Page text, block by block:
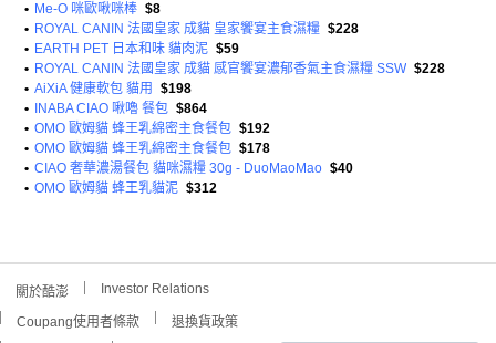
• Me-O 咪歐啾咪棒 $8
• ROYAL CANIN 法國皇家 成貓 皇家饗宴主食濕糧 $228
• EARTH PET 日本和味 貓肉泥 $59
• ROYAL CANIN 法國皇家 成貓 感官饗宴濃郁香氣主食濕糧 SSW $228
• AiXiA 健康軟包 貓用
$198
•
INABA CIAO 啾嚕 餐包 $864
• OMO 歐姆貓 蜂王乳綿密主食餐包 $192
• OMO 歐姆貓 蜂王乳綿密主食餐包 $178
• CIAO 奢華濃湯餐包 貓咪濕糧 30g - DuoMaoMao $40
• OMO 歐姆貓 蜂王乳貓泥 $312
關於酷澎 Investor Relations
Coupang使用者條款
退換貨政策